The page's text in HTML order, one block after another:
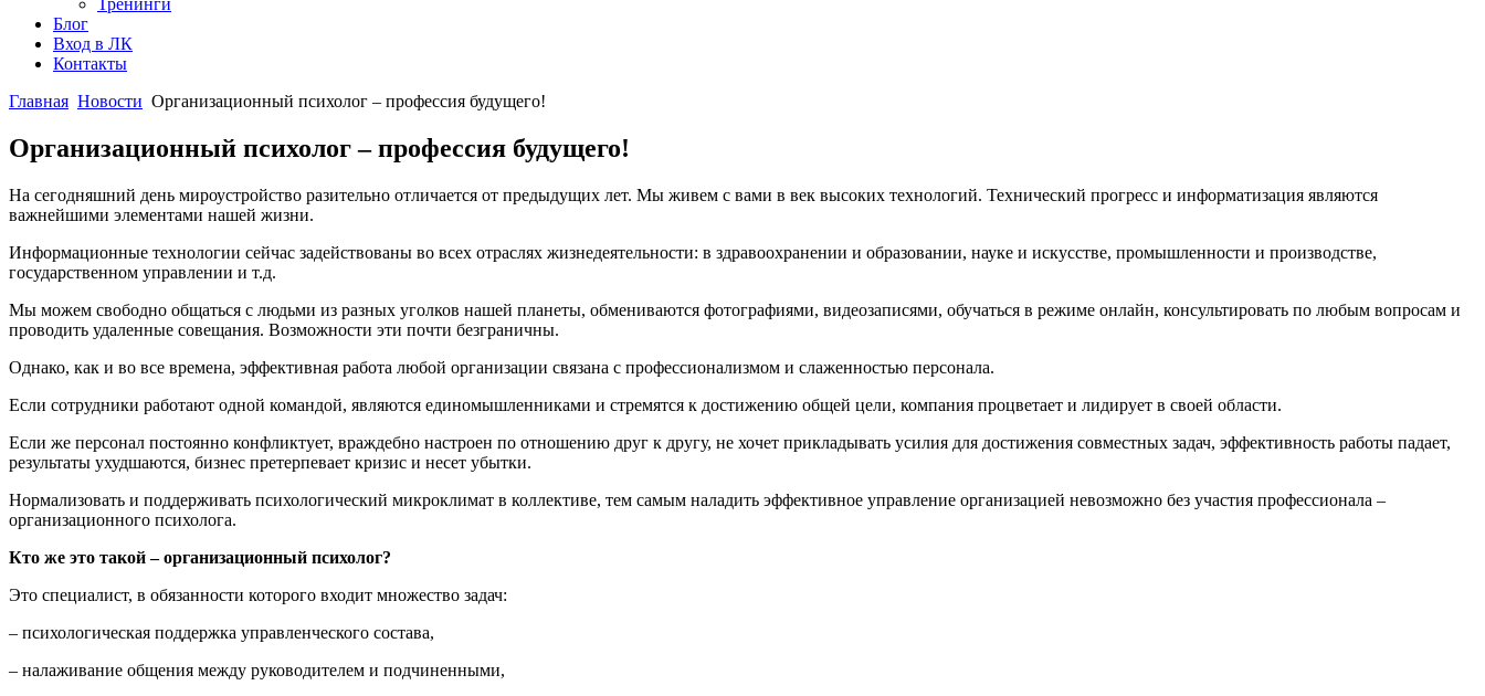
Тренинги
Блог
Вход в ЛК
Контакты
Главная Новости Организационный психолог – профессия будущего!
Организационный психолог – профессия будущего!
На сегодняшний день мироустройство разительно отличается от предыдущих лет. Мы живем с вами в век высоких технологий. Технический прогресс и информатизация являются
важнейшими элементами нашей жизни.
Информационные технологии сейчас задействованы во всех отраслях жизнедеятельности: в здравоохранении и образовании, науке и искусстве, промышленности и производстве,
государственном управлении и т.д.
Мы можем свободно общаться с людьми из разных уголков нашей планеты, обмениваются фотографиями, видеозаписями, обучаться в режиме онлайн, консультировать по любым вопросам и
проводить удаленные совещания. Возможности эти почти безграничны.
Однако, как и во все времена, эффективная работа любой организации связана с профессионализмом и слаженностью персонала.
Если сотрудники работают одной командой, являются единомышленниками и стремятся к достижению общей цели, компания процветает и лидирует в своей области.
Если же персонал постоянно конфликтует, враждебно настроен по отношению друг к другу, не хочет прикладывать усилия для достижения совместных задач, эффективность работы падает,
результаты ухудшаются, бизнес претерпевает кризис и несет убытки.
Нормализовать и поддерживать психологический микроклимат в коллективе, тем самым наладить эффективное управление организацией невозможно без участия профессионала –
организационного психолога.
Кто же это такой – организационный психолог?
Это специалист, в обязанности которого входит множество задач:
– психологическая поддержка управленческого состава,
– налаживание общения между руководителем и подчиненными,